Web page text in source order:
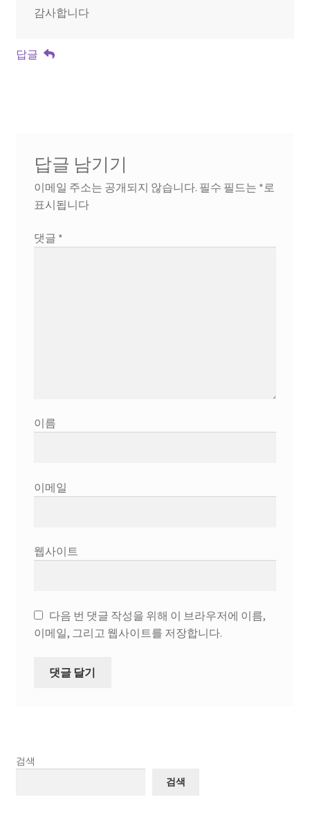
감사합니다
답글
답글 남기기
이메일 주소는 공개되지 않습니다. 필수 필드는 *로
표시됩니다
댓글 *
이름
이메일
웹사이트
다음 번 댓글 작성을 위해 이 브라우저에 이름,
이메일, 그리고 웹사이트를 저장합니다.
검색
검색